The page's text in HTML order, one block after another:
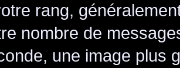
rang,
nombre de
une image plus